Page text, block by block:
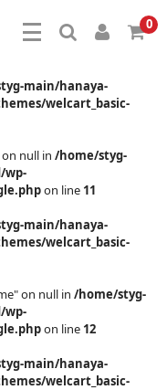
0
main/hanaya-
welcart_basic-
null in /home/styg-
wp-
on line 11
main/hanaya-
welcart_basic-
on null in /home/styg-
wp-
on line 12
main/hanaya-
welcart_basic-